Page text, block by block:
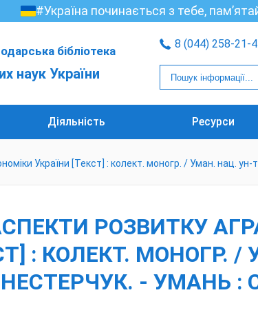
#Україна починається з тебе,
бібліотека
наук України
8 (044) 258-21-
Діяльність Ресурси
України [Текст] : колект. моногр. / Уман. нац.
РОЗВИТКУ
: КОЛЕКТ. МОНОГР.
- УМАНЬ :